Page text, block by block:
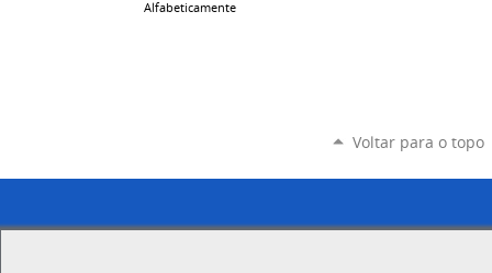
Alfabeticamente
Voltar para o topo